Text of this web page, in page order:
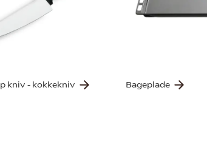
kniv - kokkekniv Bageplade